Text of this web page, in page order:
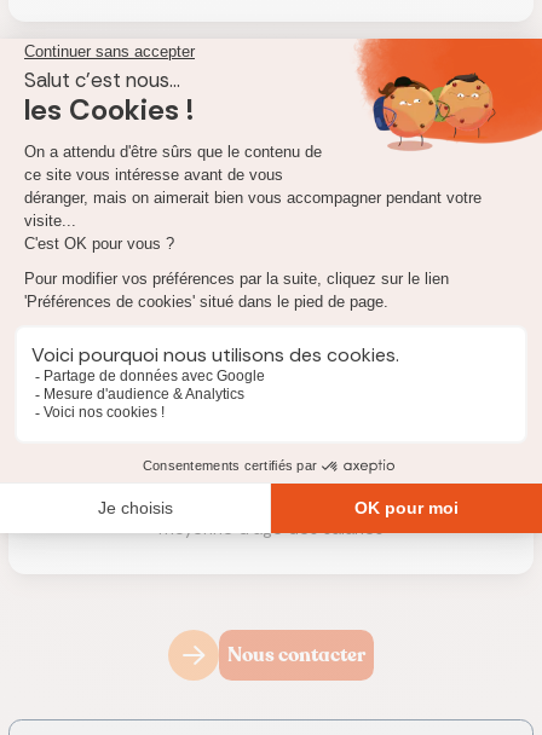
10/10
Avis noté par ses clients
de beaux locaux en plein centre
moyenne d'âge des salariés
Nous contacter